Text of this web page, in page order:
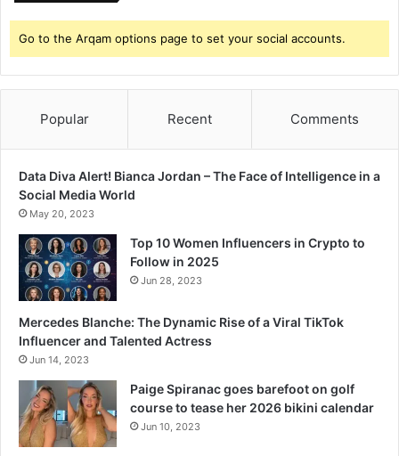
Go to the Arqam options page to set your social accounts.
Popular Recent Comments
Data Diva Alert! Bianca Jordan – The Face of Intelligence in a
Social Media World
May 20, 2023
Top 10 Women Influencers in Crypto to
Follow in 2025
Jun 28, 2023
Mercedes Blanche: The Dynamic Rise of a Viral TikTok
Influencer and Talented Actress
Jun 14, 2023
Paige Spiranac goes barefoot on golf
course to tease her 2026 bikini calendar
Jun 10, 2023